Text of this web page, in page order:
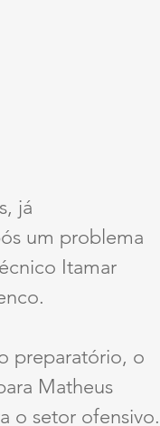
já
um problema
Itamar
preparatório, o
Matheus
o setor ofensivo.